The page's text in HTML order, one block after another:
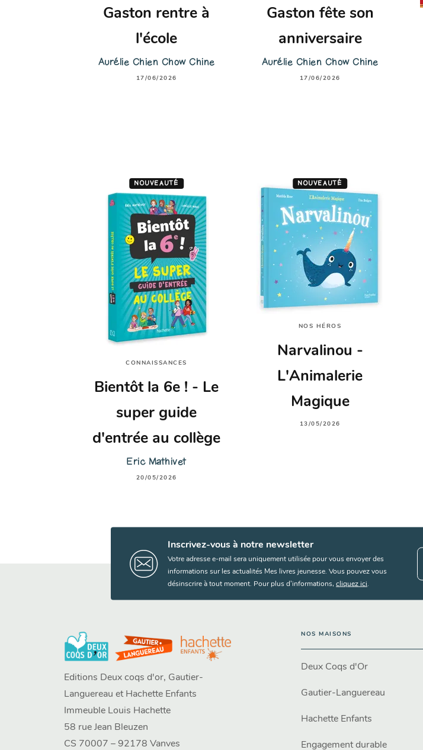
Gaston rentre à
l'école
Aurélie Chien Chow Chine
17/06/2026
Gaston fête son
anniversaire
Aurélie Chien Chow Chine
17/06/2026
NOUVEAUTÉ
CONNAISSANCES
Bientôt la 6e ! - Le
super guide
d'entrée au collège
Eric Mathivet
20/05/2026
NOUVEAUTÉ
NOS HÉROS
Narvalinou -
L'Animalerie
Magique
13/05/2026
Inscrivez-vous à notre newsletter
Votre adresse e-mail sera uniquement utilisée pour vous envoyer des
informations sur les actualités Mes livres jeunesse. Vous pouvez vous
désinscrire à tout moment. Pour plus d’informations, cliquez ici.
Editions Deux coqs d'or, Gautier-
Languereau et Hachette Enfants
Immeuble Louis Hachette
58 rue Jean Bleuzen
CS 70007 – 92178 Vanves
NOS MAISONS
Deux Coqs d'Or
Gautier-Languereau
Hachette Enfants
Engagement durable